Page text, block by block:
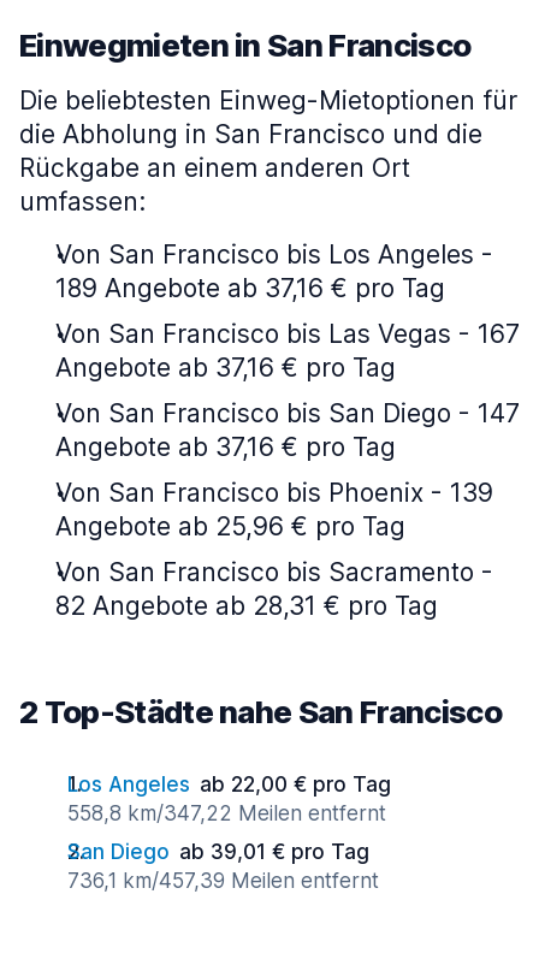
Einwegmieten in San Francisco
Die beliebtesten Einweg-Mietoptionen für
die Abholung in San Francisco und die
Rückgabe an einem anderen Ort
umfassen:
Von San Francisco bis Los Angeles -
189 Angebote ab 37,16 € pro Tag
Von San Francisco bis Las Vegas - 167
Angebote ab 37,16 € pro Tag
Von San Francisco bis San Diego - 147
Angebote ab 37,16 € pro Tag
Von San Francisco bis Phoenix - 139
Angebote ab 25,96 € pro Tag
Von San Francisco bis Sacramento -
82 Angebote ab 28,31 € pro Tag
2 Top-Städte nahe San Francisco
Los Angeles ab 22,00 € pro Tag
558,8 km/347,22 Meilen entfernt
San Diego ab 39,01 € pro Tag
736,1 km/457,39 Meilen entfernt